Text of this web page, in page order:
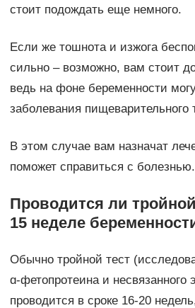
стоит подождать еще немного.
Если же тошнота и изжога
сильно – возможно, вам стоит
ведь на фоне беременности
заболевания пищеварительного
В этом случае вам назначат
поможет справиться с болезнью.
Проводится ли
15 неделе
Обычно тройной тест
ɑ-фетопротеина и несвязанного
проводится в сроке 16-20